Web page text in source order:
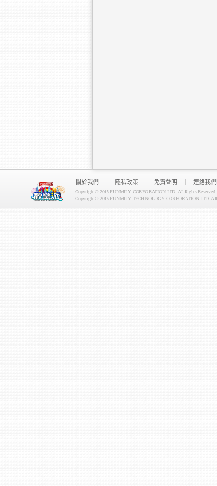
關於我們 隱私政策 免責聲明 連絡我們
Copyright © 2015 FUNMILY CORPORATION LTD. All Rights Reserved.
Copyright © 2015 FUNMILY TECHNOLOGY CORPORATION LTD. All